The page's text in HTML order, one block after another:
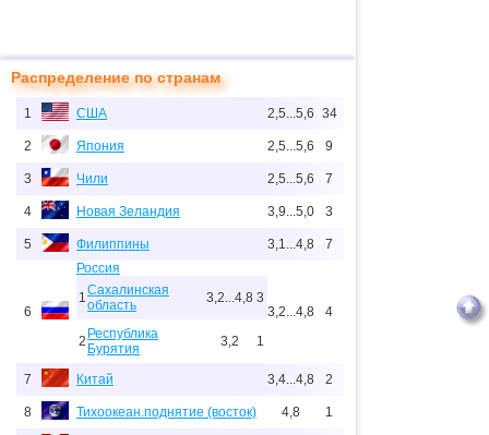
Распределение по странам
1 США 2,5...5,6 34
2 Япония 2,5...5,6 9
3 Чили 2,5...5,6 7
4 Новая Зеландия 3,9...5,0 3
5 Филиппины 3,1...4,8 7
6
Россия
1Сахалинская
область
3,2...4,8 3
2 Республика
Бурятия
3,2 1
3,2...4,8 4
7 Китай 3,4...4,8 2
8 Тихоокеан.поднятие (восток) 4,8 1